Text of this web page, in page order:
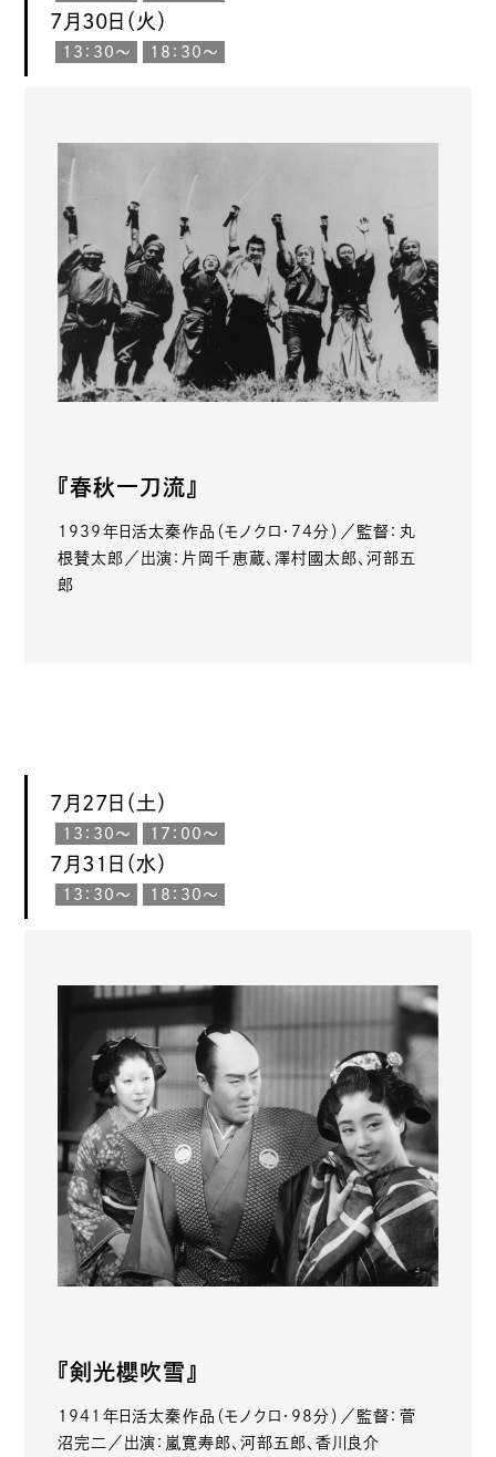
7月30日（火）
13：30〜 18：30〜
『春秋一刀流』
1939年日活太秦作品（モノクロ・74分）／監督：丸
根賛太郎／出演：片岡千恵蔵、澤村國太郎、河部五
郎
7月27日（土）
13：30〜 17：00〜
7月31日（水）
13：30〜 18：30〜
『剣光櫻吹雪』
1941年日活太秦作品（モノクロ・98分）／監督：菅
沼完二／出演：嵐寛寿郎、河部五郎、香川良介